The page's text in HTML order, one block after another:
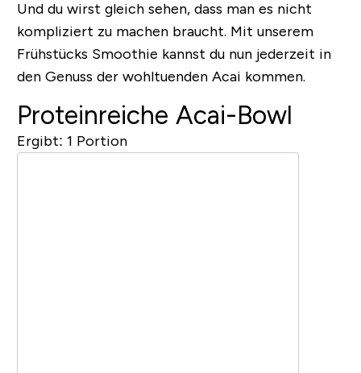
Und du wirst gleich sehen, dass man es nicht
kompliziert zu machen braucht. Mit unserem
Frühstücks Smoothie kannst du nun jederzeit in
den Genuss der wohltuenden Acai kommen.
Proteinreiche Acai-Bowl
Ergibt: 1 Portion